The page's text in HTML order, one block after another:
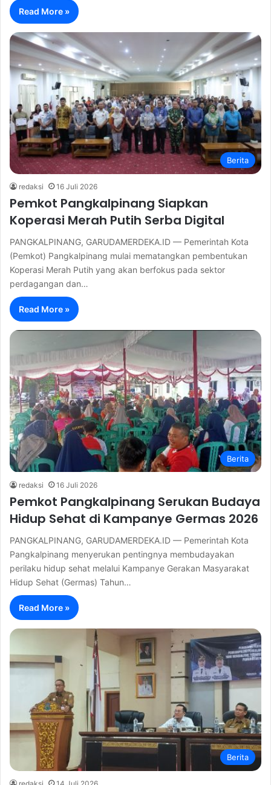
Read More »
Berita
redaksi 16 Juli 2026
Pemkot Pangkalpinang Siapkan
Koperasi Merah Putih Serba Digital
PANGKALPINANG, GARUDAMERDEKA.ID — Pemerintah Kota
(Pemkot) Pangkalpinang mulai mematangkan pembentukan
Koperasi Merah Putih yang akan berfokus pada sektor
perdagangan dan…
Read More »
Berita
redaksi 16 Juli 2026
Pemkot Pangkalpinang Serukan Budaya
Hidup Sehat di Kampanye Germas 2026
PANGKALPINANG, GARUDAMERDEKA.ID — Pemerintah Kota
Pangkalpinang menyerukan pentingnya membudayakan
perilaku hidup sehat melalui Kampanye Gerakan Masyarakat
Hidup Sehat (Germas) Tahun…
Read More »
Berita